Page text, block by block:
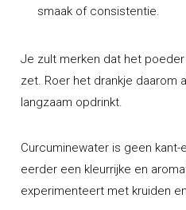
smaak of consistentie.
Je zult merken dat het
zet. Roer het drankje daarom
langzaam opdrinkt.
Curcuminewater is geen kant-
eerder een kleurrijke en
experimenteert met kruiden